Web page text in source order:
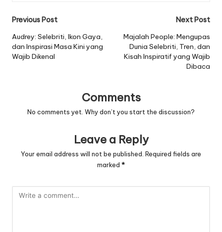
Post
navigation
Previous Post
Audrey: Selebriti, Ikon Gaya,
dan Inspirasi Masa Kini yang
Wajib Dikenal
Next Post
Majalah People: Mengupas
Dunia Selebriti, Tren, dan
Kisah Inspiratif yang Wajib
Dibaca
Comments
No comments yet. Why don’t you start the discussion?
Leave a Reply
Your email address will not be published. Required fields are
marked *